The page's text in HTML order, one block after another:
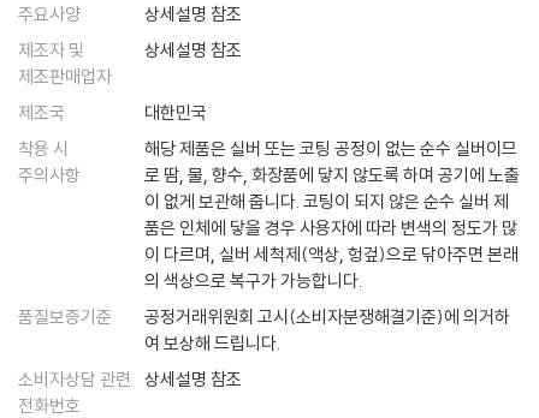
주요사양
상세설명 참조
제조자 및
제조판매업자
상세설명 참조
제조국
대한민국
착용 시
주의사항
해당 제품은 실버 또는 코팅 공정이 없는 순수 실버이므
로 땀, 물, 향수, 화장품에 닿지 않도록 하며 공기에 노출
이 없게 보관해 줍니다. 코팅이 되지 않은 순수 실버 제
품은 인체에 닿을 경우 사용자에 따라 변색의 정도가 많
이 다르며, 실버 세척제(액상, 헝겊)으로 닦아주면 본래
의 색상으로 복구가 가능합니다.
품질보증기준
공정거래위원회 고시(소비자분쟁해결기준)에 의거하
여 보상해 드립니다.
소비자상담 관련
전화번호
상세설명 참조